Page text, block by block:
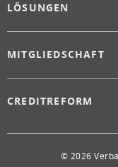
LÖSUNGEN
MITGLIEDSCHAFT
CREDITREFORM
© 2026